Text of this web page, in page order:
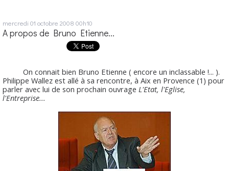
mercredi 01 octobre 2008 00h10
A propos de Bruno Etienne...
On connait bien Bruno Etienne ( encore un inclassable !... ).
Philippe Wallez est allé à sa rencontre, à Aix en Provence (1) pour
parler avec lui de son prochain ouvrage L'Etat, l'Eglise,
l'Entreprise...